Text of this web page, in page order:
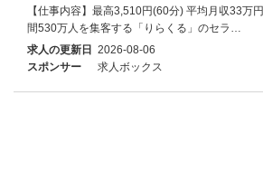
【仕事内容】最高3,510円(60分) 平均月収33万
間530万人を集客する「りらくる」のセラ…
求人の更新日 2026-08-06
スポンサー
求人ボックス